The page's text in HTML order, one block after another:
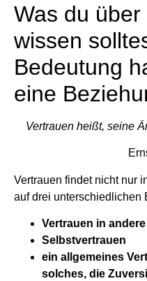
Was du über
wissen
Bedeutung
eine
Vertrauen heißt, seine
Vertrauen findet nicht nur
auf drei unterschiedlichen
Vertrauen in
Selbstvertrauen
ein allgemeines
solches, die